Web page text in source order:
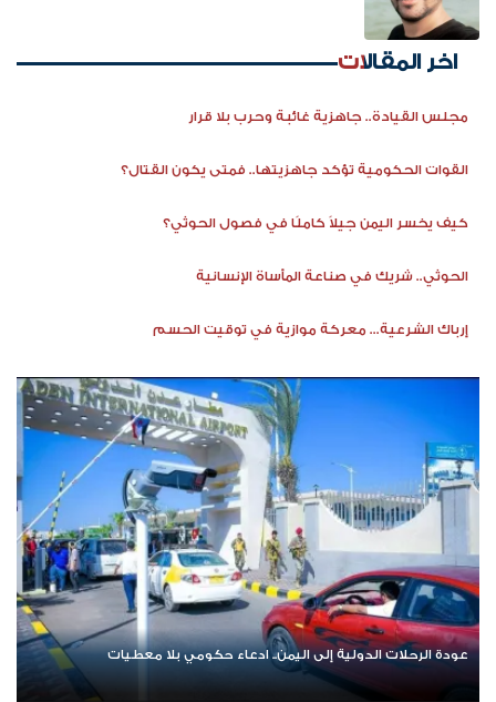
اخر المقالات
مجلس القيادة.. جاهزية غائبة وحرب بلا قرار
القوات الحكومية تؤكد جاهزيتها.. فمتى يكون القتال؟
كيف يخسر اليمن جيلاً كاملًا في فصول الحوثي؟
الحوثي.. شريك في صناعة المأساة الإنسانية
إرباك الشرعية... معركة موازية في توقيت الحسم
عودة الرحلات الدولية إلى اليمن.. ادعاء حكومي بلا معطيات